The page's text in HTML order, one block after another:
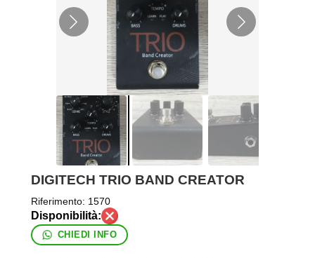
DIGITECH TRIO BAND CREATOR
Riferimento: 1570
CHIEDI INFO